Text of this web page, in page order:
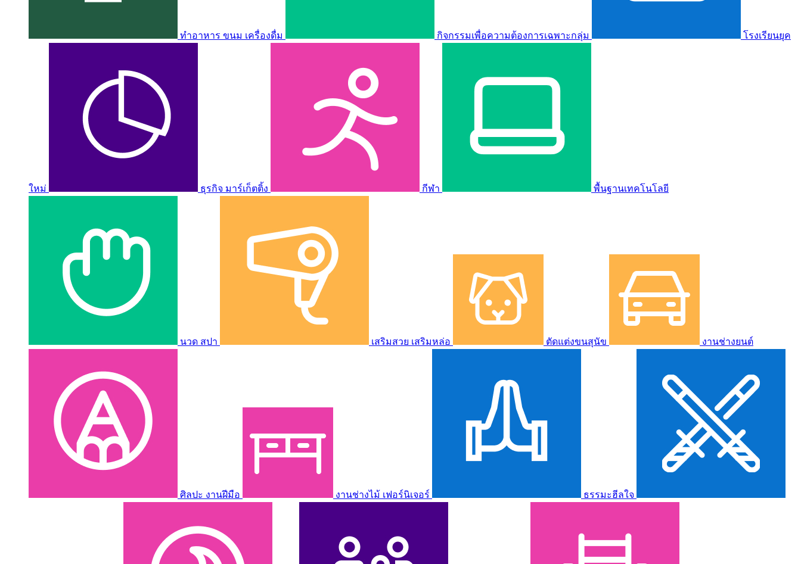
ทำอาหาร ขนม เครื่องดื่ม กิจกรรมเพื่อความต้องการเฉพาะกลุ่ม โรงเรียนยุค
ใหม่ ธุรกิจ มาร์เก็ตติ้ง กีฬา พื้นฐานเทคโนโลยี
นวด สปา เสริมสวย เสริมหล่อ ตัดแต่งขนสุนัข งานช่างยนต์
ศิลปะ งานฝีมือ งานช่างไม้ เฟอร์นิเจอร์ ธรรมะฮีลใจ